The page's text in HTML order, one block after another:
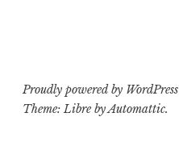
Proudly powered by WordPress
Theme: Libre byAutomattic.